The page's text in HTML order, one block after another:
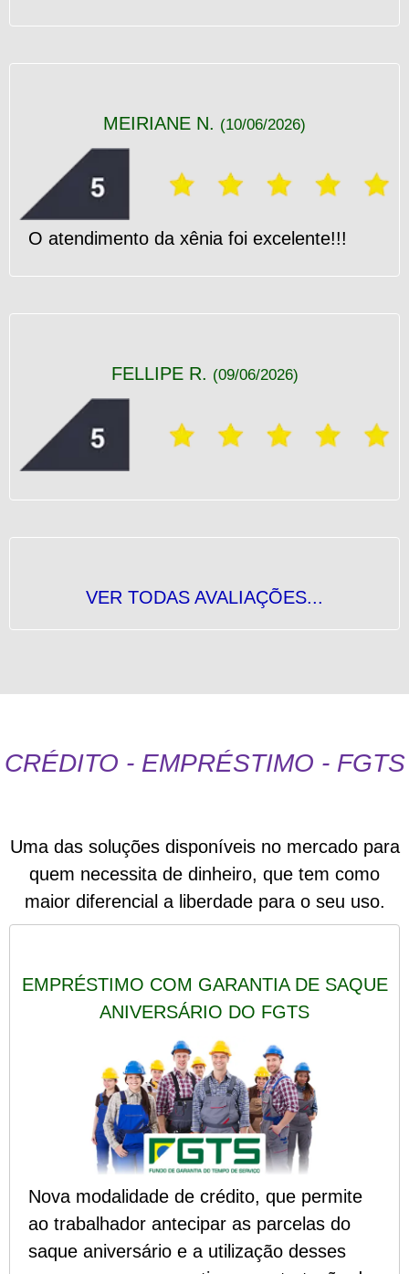
MEIRIANE N. (10/06/2026)
O atendimento da xênia foi excelente!!!
FELLIPE R. (09/06/2026)
VER TODAS AVALIAÇÕES...
CRÉDITO - EMPRÉSTIMO - FGTS
Uma das soluções disponíveis no mercado para
quem necessita de dinheiro, que tem como
maior diferencial a liberdade para o seu uso.
EMPRÉSTIMO COM GARANTIA DE SAQUE
ANIVERSÁRIO DO FGTS
Nova modalidade de crédito, que permite
ao trabalhador antecipar as parcelas do
saque aniversário e a utilização desses